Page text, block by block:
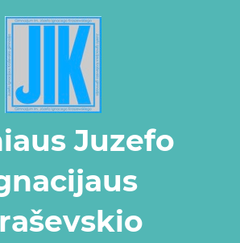
Juzefo